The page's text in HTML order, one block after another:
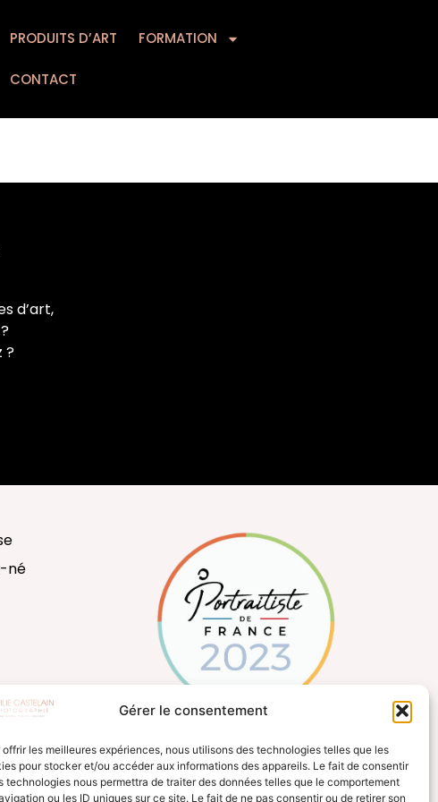
Gérer le consentement
offrir les meilleures expériences, nous utilisons des technologies telles que les
pour stocker et/ou accéder aux informations des appareils. Le fait de consentir
technologies nous permettra de traiter des données telles que le comportement
ou les ID uniques sur ce site. Le fait de ne pas consentir ou de retirer son
PRODUITS D’ART FORMATION
CONTACT
FORMATION CONTACT
d’art,
?
né